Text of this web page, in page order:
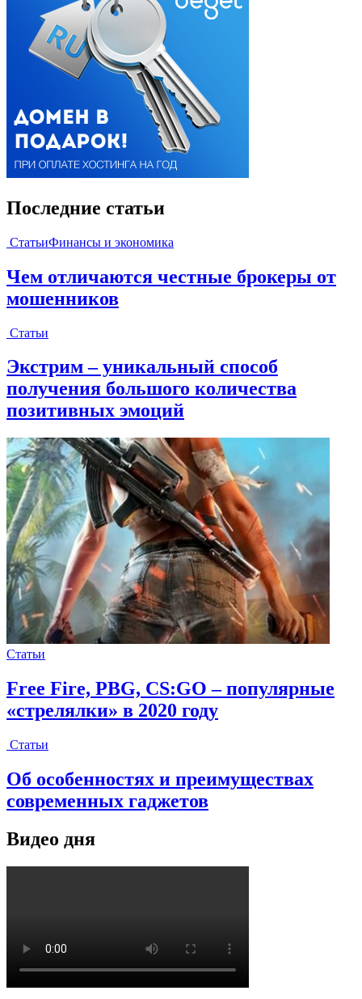
Последние статьи
СтатьиФинансы и экономика
Чем отличаются честные брокеры от
мошенников
Статьи
Экстрим – уникальный способ
получения большого количества
позитивных эмоций
Статьи
Free Fire, PBG, CS:GO – популярные
«стрелялки» в 2020 году
Статьи
Об особенностях и преимуществах
современных гаджетов
Видео дня